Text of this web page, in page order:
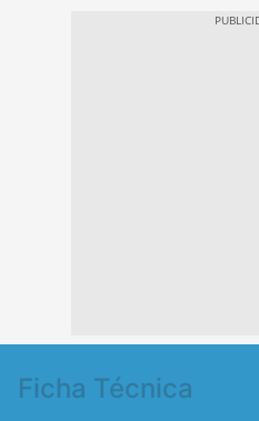
Ficha Técnica